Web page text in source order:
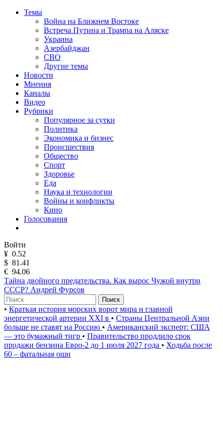
Темы
Война на Ближнем Востоке
Встреча Путина и Трампа на Аляске
Украина
Азербайджан
СВО
Другие темы
Новости
Мнения
Каналы
Видео
Рубрики
Популярное за сутки
Политика
Экономика и бизнес
Происшествия
Общество
Спорт
Здоровье
Еда
Наука и технологии
Войны и конфликты
Кино
Голосования
Войти
¥ 0.52
$ 81.41
€ 94.06
Тайна двойного предательства. Как вырос Чужой внутри
СССР? Андрей Фурсов
Поиск
• Краткая история морских ворот мира и главной
энергетической артерии XXI в • Страны Центральной Азии
больше не ставят на Россию • Американский эксперт: США
— это бумажный тигр • Правительство продлило срок
продажи бензина Евро-2 до 1 июля 2027 года • Ходьба после
60 – фатальная оши